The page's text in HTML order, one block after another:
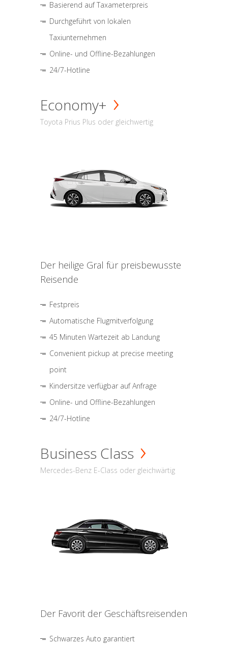
Basierend auf Taxameterpreis
Durchgeführt von lokalen
Taxiunternehmen
Online- und Offline-Bezahlungen
24/7-Hotline
Economy+
Toyota Prius Plus oder gleichwertig
Der heilige Gral für preisbewusste
Reisende
Festpreis
Automatische Flugmitverfolgung
45 Minuten Wartezeit ab Landung
Convenient pickup at precise meeting
point
Kindersitze verfügbar auf Anfrage
Online- und Offline-Bezahlungen
24/7-Hotline
Business Class
Mercedes-Benz E-Class oder gleichwärtig
Der Favorit der Geschäftsreisenden
Schwarzes Auto garantiert